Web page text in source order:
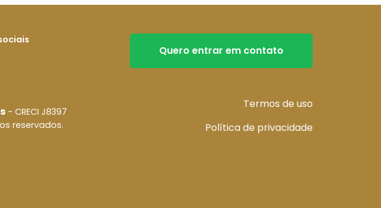
- CRECI J8397
reservados.
Quero entrar em contato
Termos de uso
Política de privacidade